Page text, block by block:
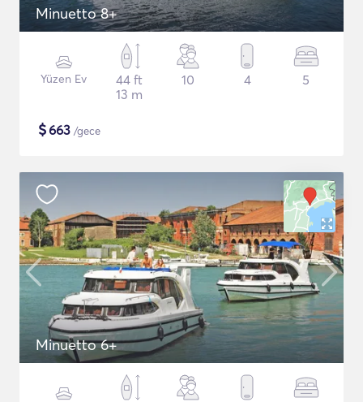
Minuetto 8+
Yüzen Ev
44 ft
13 m
10 4 5
$663 /gece
Minuetto 6+